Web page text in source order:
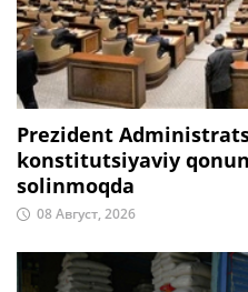
Prezident
konstitutsiyaviy
solinmoqda
08 Август, 2026